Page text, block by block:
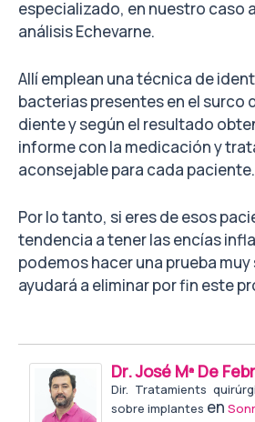
especializado, en nuestro caso
análisis Echevarne.
Allí emplean una técnica de
bacterias presentes en el surco
diente y según el resultado
informe con la medicación y
aconsejable para cada paciente.
Por lo tanto, si eres de esos
tendencia a tener las encías
podemos hacer una prueba
ayudará a eliminar por fin este
Dr. José Mª De
Dir. Tratamients
sobre implantes en